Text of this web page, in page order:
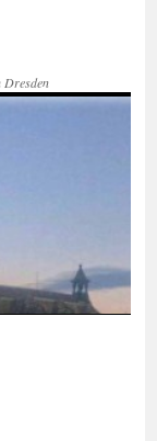
Dresden